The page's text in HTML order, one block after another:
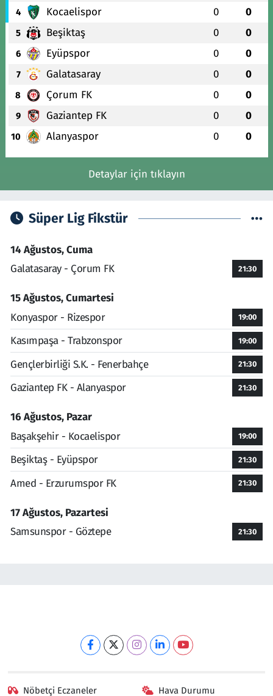
4 Kocaelispor 0 0
5 Beşiktaş 0 0
6 Eyüpspor 0 0
7 Galatasaray 0 0
8 Çorum FK 0 0
9 Gaziantep FK 0 0
10 Alanyaspor 0 0
Detaylar için tıklayın
Süper Lig Fikstür
14 Ağustos, Cuma
Galatasaray - Çorum FK
21:30
15 Ağustos, Cumartesi
Konyaspor - Rizespor
19:00
Kasımpaşa - Trabzonspor 19:00
Gençlerbirliği S.K. - Fenerbahçe 21:30
Gaziantep FK - Alanyaspor 21:30
16 Ağustos, Pazar
Başakşehir - Kocaelispor
19:00
Beşiktaş - Eyüpspor 21:30
Amed - Erzurumspor FK 21:30
17 Ağustos, Pazartesi
Samsunspor - Göztepe
21:30
Nöbetçi Eczaneler Hava Durumu